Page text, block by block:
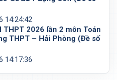
14:24:42
THPT 2026 lần 2 môn Toán
THPT – Hải Phòng (Đề số
14:17:36